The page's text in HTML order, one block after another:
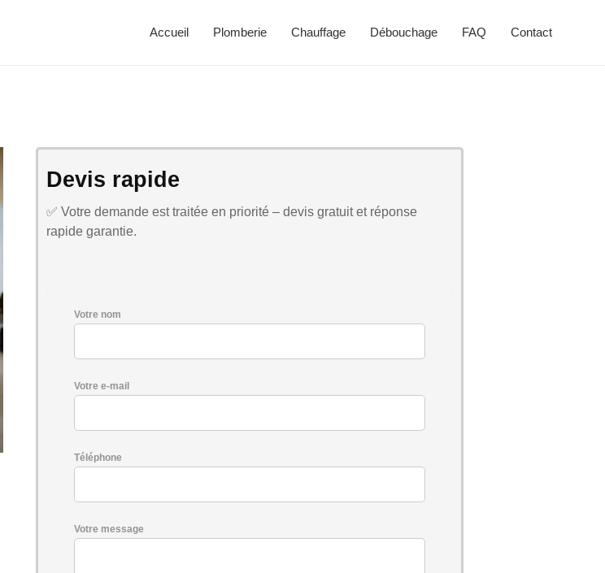
Accueil Plomberie Chauffage Débouchage FAQ Contact
Devis rapide
✅ Votre demande est traitée en priorité – devis gratuit et réponse
rapide garantie.
Votre nom
Votre e-mail
Téléphone
Votre message